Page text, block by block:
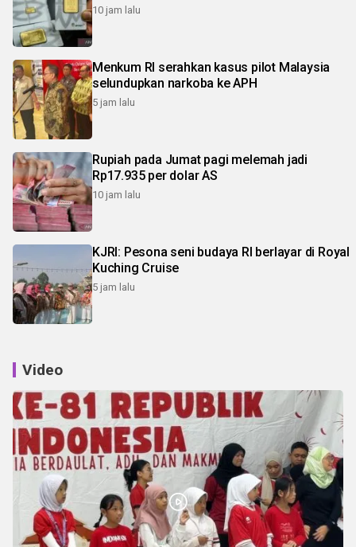
10 jam lalu
Menkum RI serahkan kasus pilot Malaysia
selundupkan narkoba ke APH
5 jam lalu
Rupiah pada Jumat pagi melemah jadi
Rp17.935 per dolar AS
10 jam lalu
KJRI: Pesona seni budaya RI berlayar di Royal
Kuching Cruise
5 jam lalu
Video